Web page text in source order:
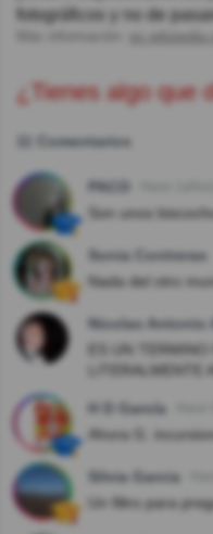
fotográficos y no de
¿Tienes algo que
11 Comentarios
PACO
Son unos
Sonia Contreras
Nada del otro
Nicolas Antonio
ES UN
LITERALMENTE
H D García
Ahora G.
Silvia Garcia
Un filtro para